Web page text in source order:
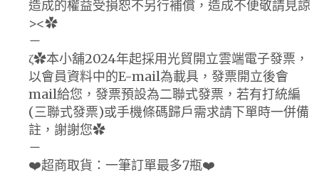
造成的權益受損恕不另行補償，造成不便敬請見諒
><✿
－
ζ✿本小舖2024年起採用光貿開立雲端電子發票，
以會員資料中的E-mail為載具，發票開立後會
mail給您，發票預設為二聯式發票，若有打統編
(三聯式發票)或手機條碼歸戶需求請下單時一併備
註，謝謝您✿
－
❤️超商取貨：一筆訂單最多7瓶❤️